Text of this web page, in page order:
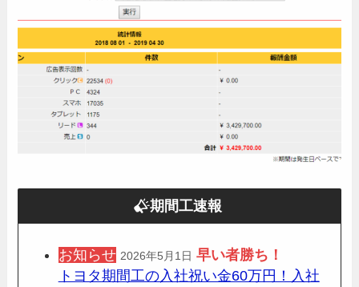
期間工速報
お知らせ 2026年5月1日 早い者勝ち！
トヨタ期間工の入社祝い金60万円！入社